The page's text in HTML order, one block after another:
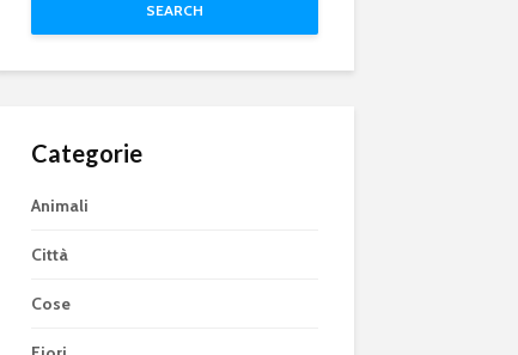
SEARCH
Categorie
Animali
Città
Cose